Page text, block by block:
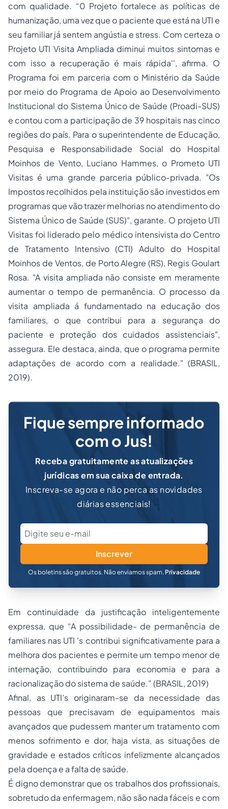
com qualidade. “0 Projeto fortalece as políticas de
humanização, uma vez que o paciente que está na UTI e
seu familiar já sentem angústia e stress. Com certeza o
Projeto UTI Visita Ampliada diminui muitos sintomas e
com isso a recuperação é mais rápida'', afirma. O
Programa foi em parceria com o Ministério da Saúde
por meio do Programa de Apoio ao Desenvolvimento
Institucional do Sistema Único de Saúde (Proadi-SUS)
e contou com a participação de 39 hospitais nas cinco
regiões do país. Para o superintendente de Educação,
Pesquisa e Responsabilidade Social do Hospital
Moinhos de Vento, Luciano Hammes, o Prometo UTI
Visitas é uma grande parceria público-privada. "Os
Impostos recolhidos pela instituição são investidos em
programas que vão trazer melhorias no atendimento do
Sistema Único de Saúde (SUS)", garante. O projeto UTI
Visitas foi liderado pelo médico intensivista do Centro
de Tratamento Intensivo (CTI) Adulto do HospitaI
Moinhos de Ventos, de Porto Alegre (RS), Regis Goulart
Rosa. "A visita ampliada não consiste em meramente
aumentar o tempo de permanência. O processo da
visita ampliada á fundamentado na educação dos
familiares, o que contribui para a segurança do
paciente e proteção dos cuidados assistenciais",
assegura. Ele destaca, ainda, que o programa permite
adaptações de acordo com a realidade." (BRASIL,
2019).
Fique sempre informado
com o Jus!
Receba gratuitamente as atualizações
jurídicas em sua caixa de entrada.
Inscreva-se agora e não perca as novidades
diárias essenciais!
Inscrever
Os boletins são gratuitos. Não enviamos spam. Privacidade
Em continuidade da justificação inteligentemente
expressa, que “A possibilidade- de permanência de
familiares nas UTI 's contribui significativamente para a
melhora dos pacientes e permite um tempo menor de
internação, contribuindo para economia e para a
racionalização do sistema de saúde.” (BRASIL, 2019)
Afinal, as UTI’s originaram-se da necessidade das
pessoas que precisavam de equipamentos mais
avançados que pudessem manter um tratamento com
menos sofrimento e dor, haja vista, as situações de
gravidade e estados críticos infelizmente alcançados
pela doença e a falta de saúde.
É digno demonstrar que os trabalhos dos profissionais,
sobretudo da enfermagem, não são nada fáceis e com